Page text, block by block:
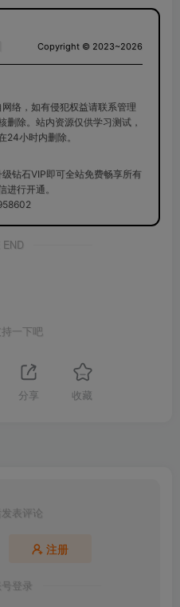
Copyright © 2023~2026
络，如有侵犯权益请联系管理
删除。站内资源仅供学习测试，
24小时内删除。
钻石VIP即可全站免费畅享所有
进行开通。
一下吧
分享 收藏
表评论
注册
登录